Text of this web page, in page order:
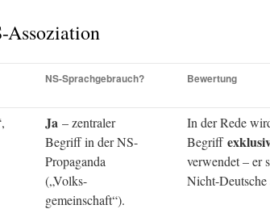
Assoziation
NS-Sprachgebrauch? Bewertung
Ja – zentraler
Begriff in der NS-
Propaganda
(„Volks-
gemeinschaft“).
In der Rede
Begriff
verwendet – er
Nicht-Deutsche